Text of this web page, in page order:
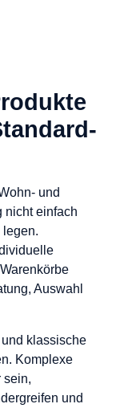
und
nicht einfach
legen.
Auswahl
klassische
Komplexe
sein,
und